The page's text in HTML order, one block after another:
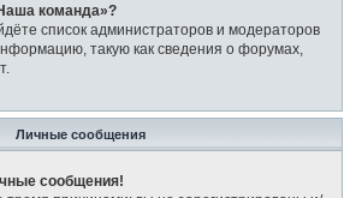
команда»?
список администраторов и модераторов
такую как сведения о форумах,
Личные сообщения
сообщения!